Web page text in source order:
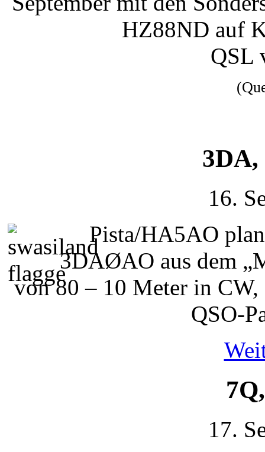
HZ88ND auf
QSL
3DA,
16.
Pista/HA5AO
3DAØAO aus dem
von 80 – 10 Meter in
QSO-
17.